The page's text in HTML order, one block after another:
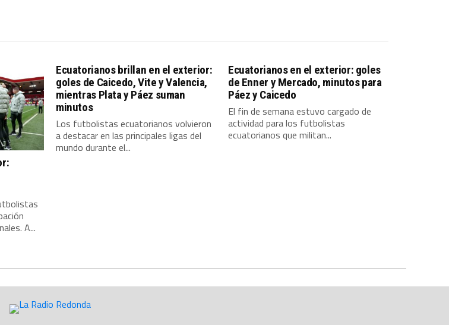
A...
Ecuatorianos brillan en el exterior:
goles de Caicedo, Vite y Valencia,
mientras Plata y Páez suman
minutos
Los futbolistas ecuatorianos volvieron
a destacar en las principales ligas del
mundo durante el...
Ecuatorianos en el exterior: goles
de Enner y Mercado, minutos para
Páez y Caicedo
El fin de semana estuvo cargado de
actividad para los futbolistas
ecuatorianos que militan...